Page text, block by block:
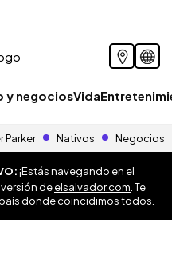
y negociosVida
Parker Nativos Negocios
¡Estás navegando en el
deelsalvador.com . Te
donde coincidimos todos.